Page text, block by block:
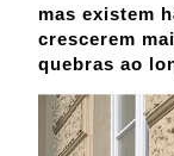
mas existem
crescerem
quebras ao